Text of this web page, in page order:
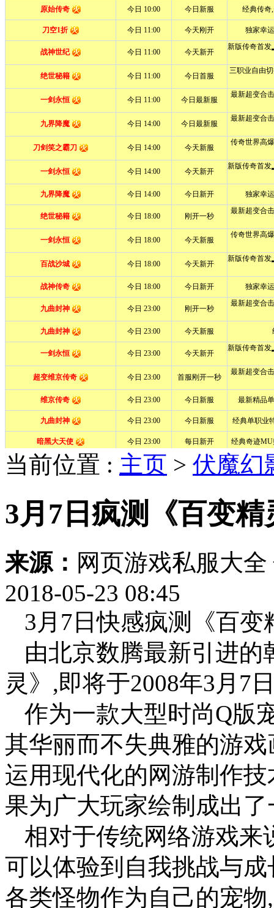
当前位置 : 主页 > 伏魔幻
3月7日疯测《百变
来源： 网页游戏私服大全
2018-05-23 08:45
3月7日快感疯测《百
由北京数腾最新引进的
灵》,即将于2008年3月7
作为一款大型时尚Q版
其华丽而不失典雅的游
运用现代化的网游制作
果为广大玩家绘制成出
相对于传统网络游戏来
可以体验到自我挑战与
各类怪物作为自己的宠